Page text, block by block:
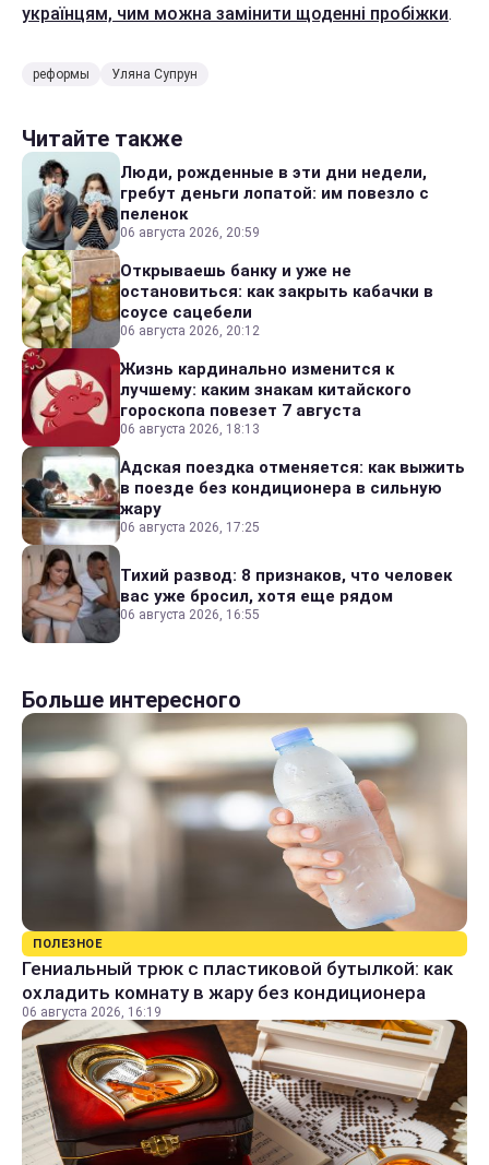
українцям, чим можна замінити щоденні пробіжки.
реформы Уляна Супрун
Читайте также
Люди, рожденные в эти дни недели,
гребут деньги лопатой: им повезло с
пеленок
06 августа 2026, 20:59
Открываешь банку и уже не
остановиться: как закрыть кабачки в
соусе сацебели
06 августа 2026, 20:12
Жизнь кардинально изменится к
лучшему: каким знакам китайского
гороскопа повезет 7 августа
06 августа 2026, 18:13
Адская поездка отменяется: как выжить
в поезде без кондиционера в сильную
жару
06 августа 2026, 17:25
Тихий развод: 8 признаков, что человек
вас уже бросил, хотя еще рядом
06 августа 2026, 16:55
Больше интересного
ПОЛЕЗНОЕ
Гениальный трюк с пластиковой бутылкой: как
охладить комнату в жару без кондиционера
06 августа 2026, 16:19